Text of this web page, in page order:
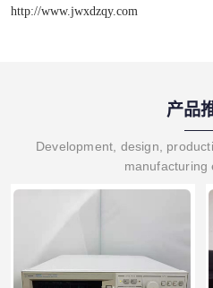
http://www.jwxdzqy.com
产品
Development, design,
manufacturing